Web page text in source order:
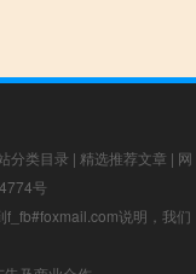
分类目录 | 精选推荐文章 | 网
号
f_fb#foxmail.com说明，我们